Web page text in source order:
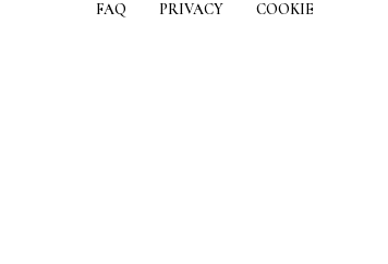
FAQ PRIVACY COOKIE